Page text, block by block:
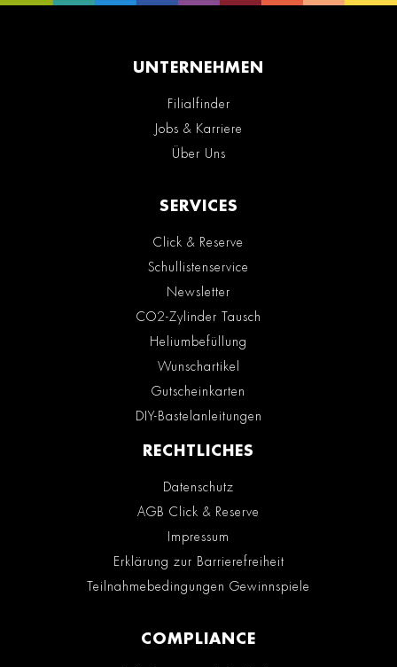
UNTERNEHMEN
Filialfinder
Jobs & Karriere
Über Uns
SERVICES
Click & Reserve
Schullistenservice
Newsletter
CO2-Zylinder Tausch
Heliumbefüllung
Wunschartikel
Gutscheinkarten
DIY-Bastelanleitungen
RECHTLICHES
Datenschutz
AGB Click & Reserve
Impressum
Erklärung zur Barrierefreiheit
Teilnahmebedingungen Gewinnspiele
COMPLIANCE